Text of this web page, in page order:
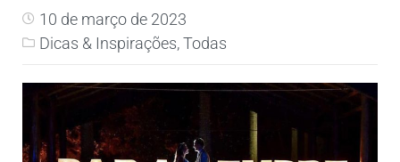
10 de março de 2023
Dicas & Inspirações,Todas